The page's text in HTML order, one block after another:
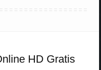
HD Gratis